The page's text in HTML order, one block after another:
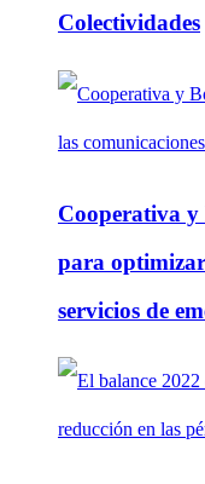
Colectividades
Cooperativa
para optimizar
servicios de